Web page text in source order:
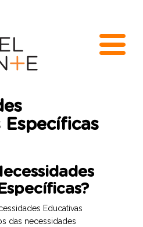
Específicas
Educativas
das necessidades